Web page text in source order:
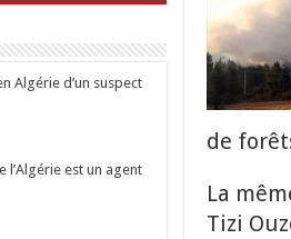
de
La
Tizi
Algérie d’un suspect
l’Algérie est un agent